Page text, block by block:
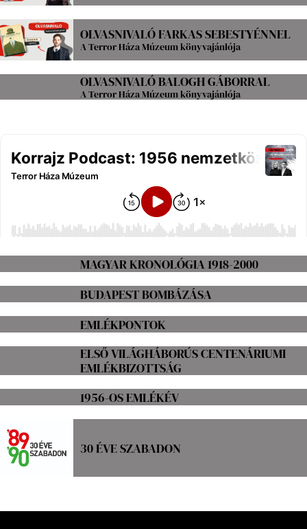
OLVASNIVALÓ FARKAS SEBESTYÉNNEL
A Terror Háza Múzeum könyvajánlója
OLVASNIVALÓ BALOGH GÁBORRAL
A Terror Háza Múzeum könyvajánlója
MAGYAR KRONOLÓGIA 1918-2000
BUDAPEST BOMBÁZÁSA
EMLÉKPONTOK
ELSŐ VILÁGHÁBORÚS CENTENÁRIUMI
EMLÉKBIZOTTSÁG
1956-OS EMLÉKÉV
30 ÉVE SZABADON